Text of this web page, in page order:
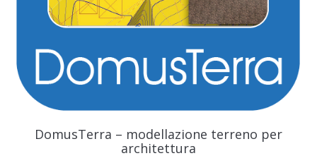
DomusTerra – modellazione terreno per
architettura